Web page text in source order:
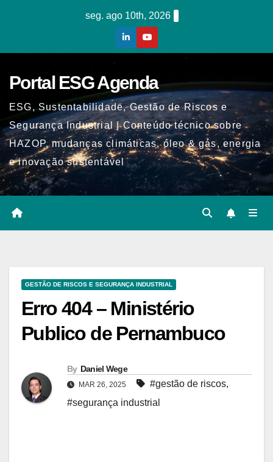
seg. ago 10th, 2026
Portal ESG Agenda
ESG, Sustentabilidade, Gestão de Riscos e
Segurança Industrial | Conteúdo técnico sobre
HAZOP, mudanças climáticas, óleo & gás, energia
e inovação sustentável
GESTÃO DE RISCOS E SEGURANÇA INDUSTRIAL
Erro 404 – Ministério
Publico de Pernambuco
By Daniel Wege
MAR 26, 2025 #gestão de riscos,
#segurança industrial